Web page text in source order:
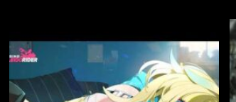
может
жертвой
реструктуризации
Xbox